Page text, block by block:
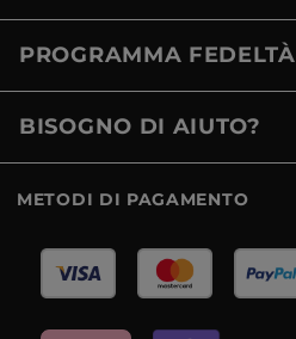
PROGRAMMA FEDELTÀ
BISOGNO DI AIUTO?
METODI DI PAGAMENTO